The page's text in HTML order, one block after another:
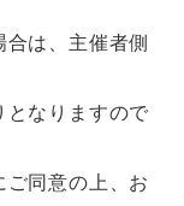
は、主催者側
なりますので
ご同意の上、お